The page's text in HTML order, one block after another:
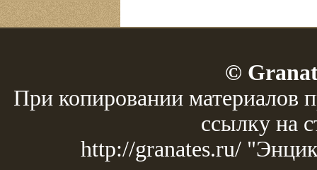
©
При копировании материалов
ссылку на
http://granates.ru/